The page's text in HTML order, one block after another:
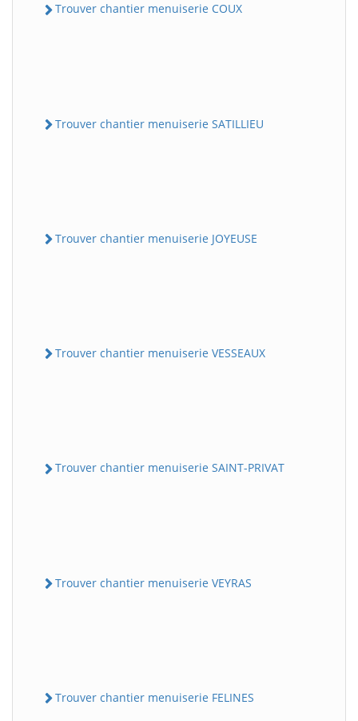
Trouver chantier menuiserie COUX
Trouver chantier menuiserie SATILLIEU
Trouver chantier menuiserie JOYEUSE
Trouver chantier menuiserie VESSEAUX
Trouver chantier menuiserie SAINT-PRIVAT
Trouver chantier menuiserie VEYRAS
Trouver chantier menuiserie FELINES